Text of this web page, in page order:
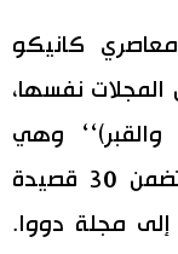
كانيكو
نفسها،
والقبر)‘‘ وهي
مجموعة منشورة بشكل شخصي تتضمن 30 قصيدة
مجلة دووا.